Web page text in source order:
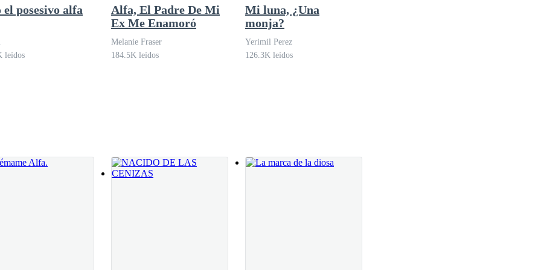
el posesivo alfa
leídos
Alfa, El Padre De Mi
Ex Me Enamoró
Melanie Fraser
184.5K leídos
Mi luna, ¿Una
monja?
Yerimil Perez
126.3K leídos